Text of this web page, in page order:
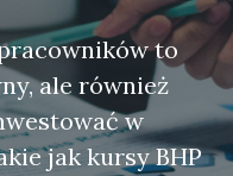
to
ale również
w
jak kursy BHP